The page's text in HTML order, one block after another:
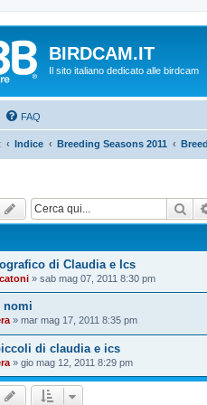
BIRDCAM.IT
Il sito italiano dedicato alle birdcam
FAQ
Indice Breeding Seasons 2011
di Claudia e Ics
» sab mag 07, 2011 8:30 pm
nomi
» mar mag 17, 2011 8:35 pm
di claudia e ics
» gio mag 12, 2011 8:29 pm